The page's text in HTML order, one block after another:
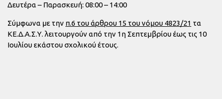
Δευτέρα – Παρασκευή: 08:00 – 14:00
Σύμφωνα με την π.6 του άρθρου 15 του νόμου 4823/21 τα
ΚΕ.Δ.Α.Σ.Υ. λειτουργούν από την 1η Σεπτεμβρίου έως τις 10
Ιουλίουεκάστου σχολικού έτους.